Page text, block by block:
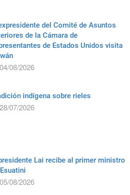
del Comité de Asuntos
de la Cámara de
de Estados Unidos visita
08/2026
indígena sobre rieles
07/2026
Lai recibe al primer ministro
08/2026